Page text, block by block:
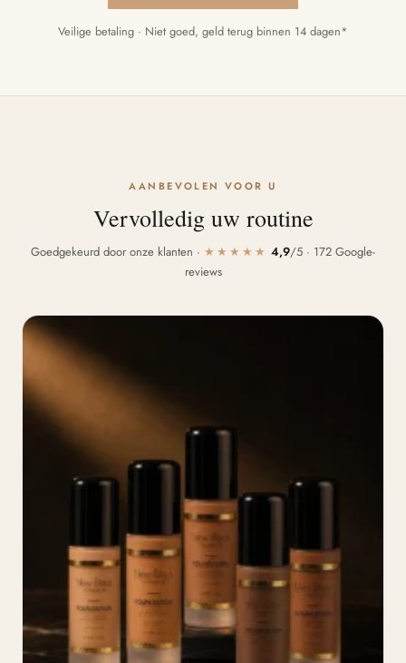
Veilige betaling · Niet goed, geld terug binnen 14 dagen*
AANBEVOLEN VOOR U
Vervolledig uw routine
Goedgekeurd door onze klanten · ★★★★★ 4,9/5 · 172 Google-
reviews